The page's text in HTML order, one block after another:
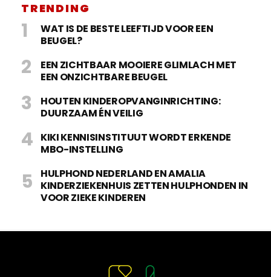
TRENDING
WAT IS DE BESTE LEEFTIJD VOOR EEN
BEUGEL?
EEN ZICHTBAAR MOOIERE GLIMLACH MET
EEN ONZICHTBARE BEUGEL
HOUTEN KINDEROPVANGINRICHTING:
DUURZAAM ÉN VEILIG
KIKI KENNISINSTITUUT WORDT ERKENDE
MBO-INSTELLING
HULPHOND NEDERLAND EN AMALIA
KINDERZIEKENHUIS ZETTEN HULPHONDEN IN
VOOR ZIEKE KINDEREN